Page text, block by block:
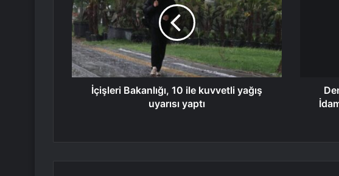
İçişleri Bakanlığı, 10 ile kuvvetli yağış
uyarısı yaptı